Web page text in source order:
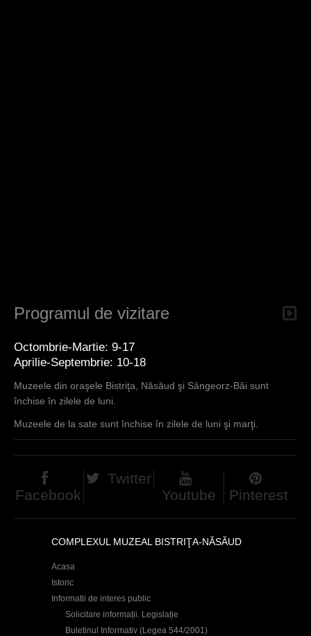
Programul de vizitare
Octombrie-Martie: 9-17
Aprilie-Septembrie: 10-18
Muzeele din oraşele Bistriţa, Năsăud şi Sângeorz-Băi sunt
închise în zilele de luni.
Muzeele de la sate sunt închise în zilele de luni şi marţi.
Facebook
Twitter
Youtube
Pinterest
COMPLEXUL MUZEAL BISTRIŢA-NĂSĂUD
Acasa
Istoric
Informatii de interes public
Solicitare informații. Legislație
Buletinul Informativ (Legea 544/2001)